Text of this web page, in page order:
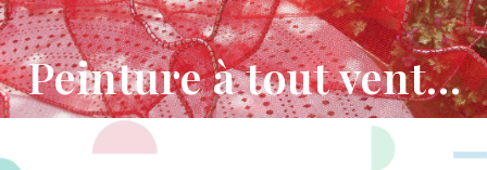
Peinture à tout vent…